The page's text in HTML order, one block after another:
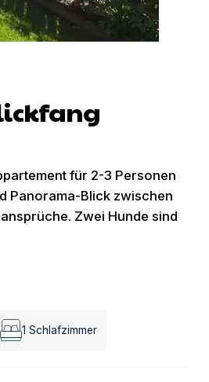
für 2-3 Personen
Panorama-Blick zwischen
Zwei Hunde sind
1 Schlafzimmer